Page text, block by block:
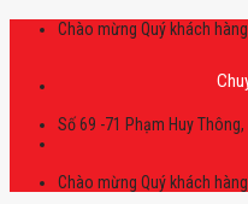
Skip
Chào mừng Quý khách hàng
Số 69 -71 Phạm Huy Thông,
Chào mừng Quý khách hàng